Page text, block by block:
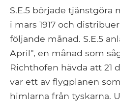
S.E.5 började tjänstgöra
i mars 1917 och
följande månad. S.E.5
April", en månad som
Richthofen hävda att 21
var ett av flygplanen
himlarna från tyskarna.